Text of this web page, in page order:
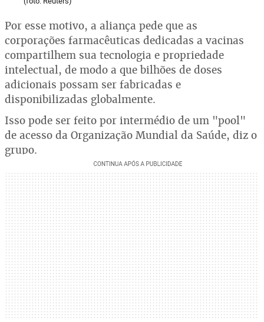
Por esse motivo, a aliança pede que as
corporações farmacêuticas dedicadas a vacinas
compartilhem sua tecnologia e propriedade
intelectual, de modo a que bilhões de doses
adicionais possam ser fabricadas e
disponibilizadas globalmente.
Isso pode ser feito por intermédio de um "pool"
de acesso da Organização Mundial da Saúde, diz o
grupo.